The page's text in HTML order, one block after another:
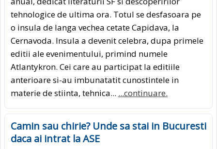
tehnologice de ultima ora. Totul se desfasoara pe
o insula de langa vechea cetate Capidava, la
Cernavoda. Insula a devenit celebra, dupa primele
editii ale evenimentului, primind numele
Atlantykron. Cei care au participat la editiile
anterioare si-au imbunatatit cunostintele in
materie de stiinta, tehnica... ...continuare.
Camin sau chirie? Unde sa stai in Bucuresti
daca ai intrat la ASE